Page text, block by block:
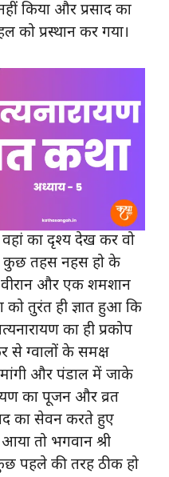
किया और प्रसाद का
को प्रस्थान कर गया।
का दृश्य देख कर वो
कुछ तहस नहस हो के
और एक शमशान
को तुरंत ही ज्ञात हुआ कि
का ही प्रकोप
से ग्वालों के समक्ष
और पंडाल में जाके
का पूजन और व्रत
का सेवन करते हुए
तो भगवान श्री
पहले की तरह ठीक हो